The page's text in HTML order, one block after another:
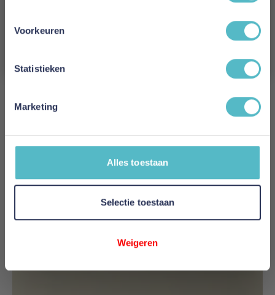
Voorkeuren
Statistieken
Marketing
Alles toestaan
Selectie toestaan
Weigeren
In Winkelwagen
E-mail